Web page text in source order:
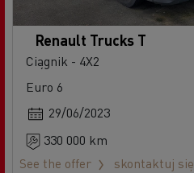
Renault Trucks T
Ciągnik - 4X2
Euro 6
29/06/2023
330 000 km
See the offer
skontaktuj